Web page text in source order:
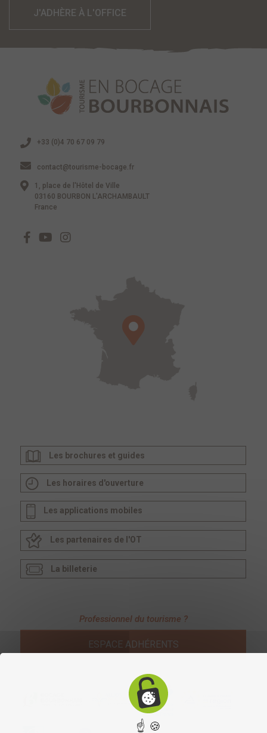
J'ADHÈRE À L'OFFICE
+33 (0)4 70 67 09 79
contact@tourisme-bocage.fr
1, place de l'Hôtel de Ville
03160 BOURBON L'ARCHAMBAULT
France
Les brochures et guides
Les horaires d'ouverture
Les applications mobiles
Les partenaires de l'OT
La billeterie
Professionnel du tourisme ?
ESPACE ADHÉRENTS
☝ 🍪